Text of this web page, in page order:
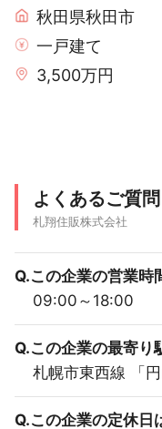
秋田県秋田市
一戸建て
3,500万円
よくあるご質問
札翔住販株式会社
Q.この企業の営業時
09:00～18:00
Q.この企業の最寄り
札幌市東西線 「
Q.この企業の定休日